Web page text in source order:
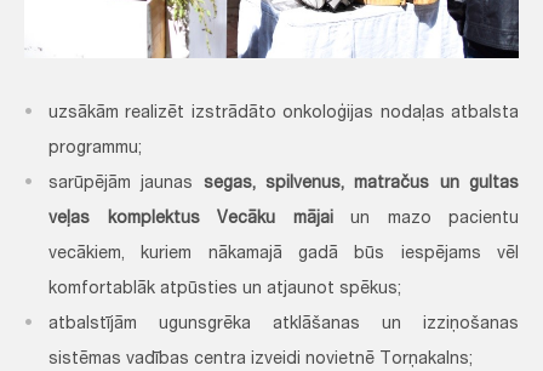
uzsākām realizēt izstrādāto onkoloģijas nodaļas atbalsta
programmu;
sarūpējām jaunas segas, spilvenus, matračus un gultas
veļas komplektus Vecāku mājaiun mazo pacientu
vecākiem, kuriem nākamajā gadā būs iespējams vēl
komfortablāk atpūsties un atjaunot spēkus;
atbalstījām ugunsgrēka atklāšanas un izziņošanas
sistēmas vadības centra izveidi novietnē Torņakalns;